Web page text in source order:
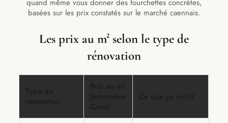
quand même vous donner des fourchettes concrètes,
basées sur les prix constatés sur le marché caennais.
Les prix au m² selon le type de
rénovation